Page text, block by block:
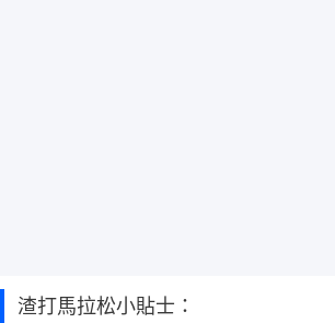
渣打馬拉松小貼士：